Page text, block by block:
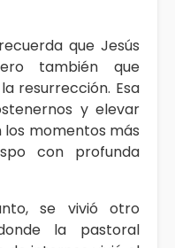
que Jesús
también que
resurrección. Esa
y elevar
los momentos más
con profunda
se vivió otro
la pastoral